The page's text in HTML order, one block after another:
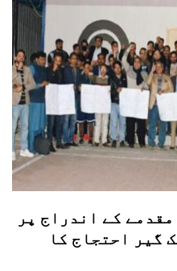
کے اندراج پر
گیر احتجاج کا